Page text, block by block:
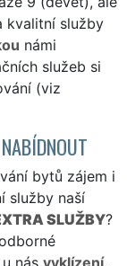
kvalitní služby
námi
služeb si
(viz
bytů zájem i
služby naší
SLUŽBY?
nás vyklízení.